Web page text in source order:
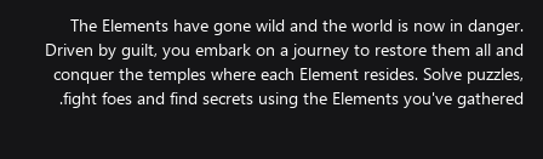
The Elements have gone wild and the world is now in danger.
Driven by guilt, you embark on a journey to restore them all and
conquer the temples where each Element resides. Solve puzzles,